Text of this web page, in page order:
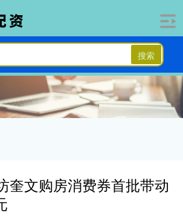
搜索
奎文购房消费券首批带动